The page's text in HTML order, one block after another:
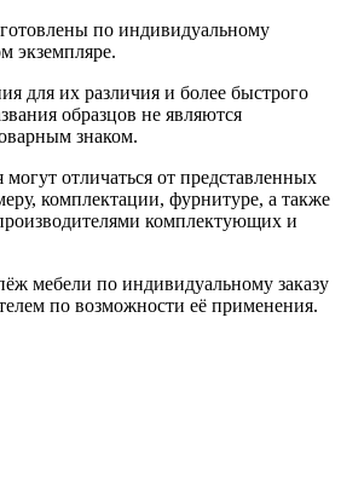
по индивидуальному
экземпляре.
для их различия и более быстрого
образцов не являются
знаком.
отличаться от представленных
комплектации, фурнитуре, а также
комплектующих и
мебели по индивидуальному заказу
по возможности её применения.